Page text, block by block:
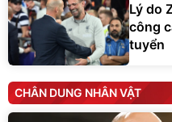
Lý do
công
tuyển
CHÂN DUNG NHÂN VẬT